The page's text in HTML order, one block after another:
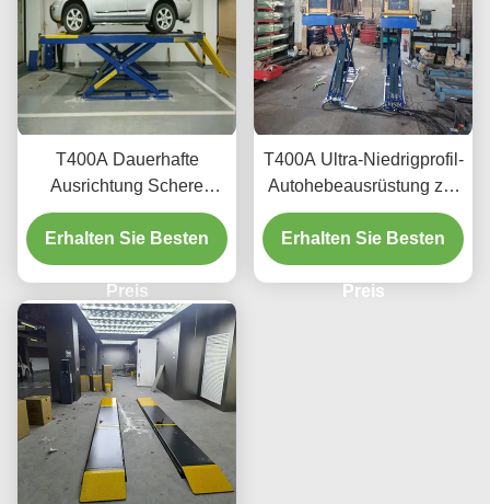
T400A Dauerhafte
Ausrichtung Schere
Heben 4000kg mit
glattem Heben
Erhalten Sie Besten
Preis
T400A Ultra-Niedrigprofil-
Autohebeausrüstung zur
Ausrichtung und Wartung
Erhalten Sie Besten
Preis